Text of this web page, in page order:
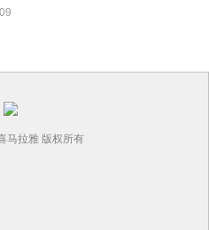
马拉雅 版权所有